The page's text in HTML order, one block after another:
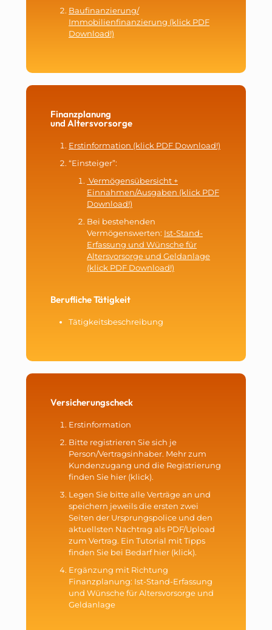
Baufinanzierung/
Immobilienfinanzierung (klick PDF
Download!)
Finanzplanung
und Altersvorsorge
Erstinformation (klick PDF Download!)
“Einsteiger”:
Vermögensübersicht +
Einnahmen/Ausgaben (klick PDF
Download!)
Bei bestehenden
Vermögenswerten: Ist-Stand-
Erfassung und Wünsche für
Altersvorsorge und Geldanlage
(klick PDF Download!)
Berufliche Tätigkeit
Tätigkeitsbeschreibung
Versicherungscheck
Erstinformation
Bitte registrieren Sie sich je
Person/Vertragsinhaber. Mehr zum
Kundenzugang und die Registrierung
finden Sie hier (klick).
Legen Sie bitte alle Verträge an und
speichern jeweils die ersten zwei
Seiten der Ursprungspolice und den
aktuellsten Nachtrag als PDF/Upload
zum Vertrag. Ein Tutorial mit Tipps
finden Sie bei Bedarfhier (klick).
Ergänzung mit Richtung
Finanzplanung: Ist-Stand-Erfassung
und Wünsche für Altersvorsorge und
Geldanlage